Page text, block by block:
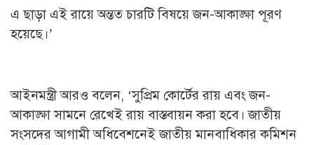
এ ছাড়া এই রায়ে অন্তত চারটি বিষয়ে জন-আকাঙ্ক্ষা পূরণ
হয়েছে।’
আইনমন্ত্রী আরও বলেন, ‘সুপ্রিম কোর্টের রায় এবং জন-
আকাঙ্ক্ষা সামনে রেখেই রায় বাস্তবায়ন করা হবে। জাতীয়
সংসদের আগামী অধিবেশনেই জাতীয় মানবাধিকার কমিশন